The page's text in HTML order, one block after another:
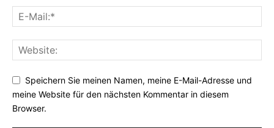
Speichern Sie meinen Namen, meine E-Mail-Adresse und
meine Website für den nächsten Kommentar in diesem
Browser.